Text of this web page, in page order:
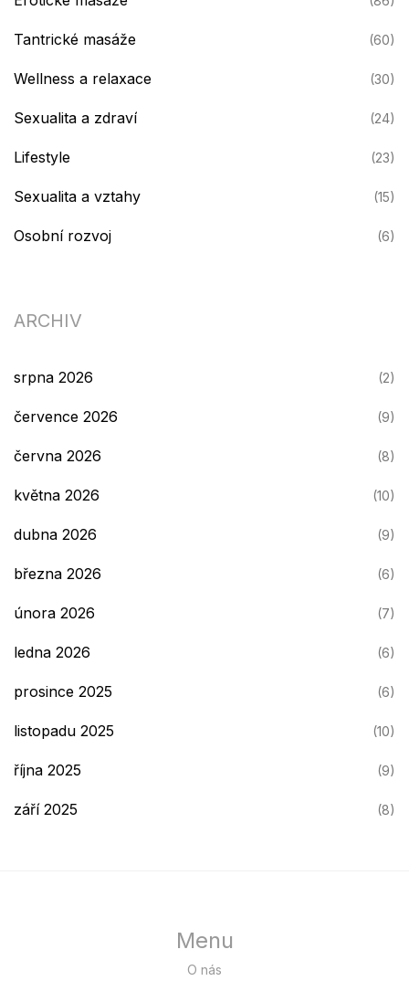
Tantrické masáže (60)
Wellness a relaxace (30)
Sexualita a zdraví (24)
Lifestyle (23)
Sexualita a vztahy (15)
Osobní rozvoj (6)
ARCHIV
srpna 2026 (2)
července 2026 (9)
června 2026 (8)
května 2026 (10)
dubna 2026 (9)
března 2026 (6)
února 2026 (7)
ledna 2026 (6)
prosince 2025 (6)
listopadu 2025 (10)
října 2025 (9)
září 2025 (8)
Menu
O nás